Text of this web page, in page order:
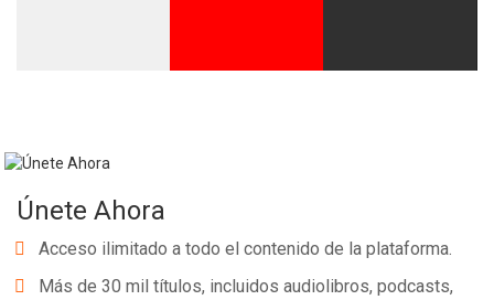
Únete Ahora
Acceso ilimitado a todo el contenido de la plataforma.
Más de 30 mil títulos, incluidos audiolibros, podcasts,